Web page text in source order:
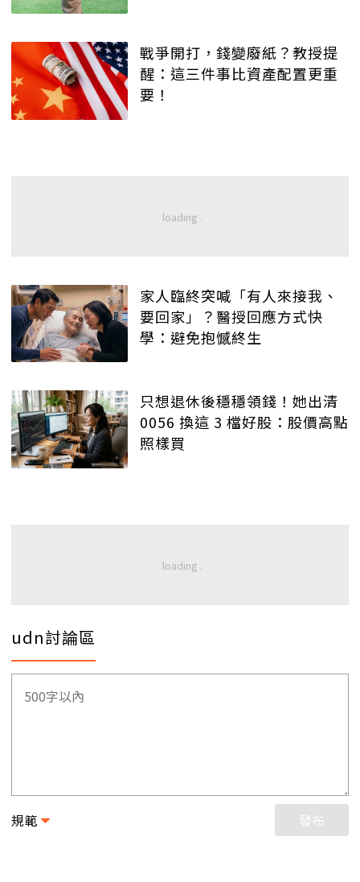
戰爭開打，錢變廢紙？教授提
醒：這三件事比資產配置更重
要！
家人臨終突喊「有人來接我、
要回家」？醫授回應方式快
學：避免抱憾終生
只想退休後穩穩領錢！她出清
0056 換這 3 檔好股：股價高點
照樣買
udn討論區
規範 發布